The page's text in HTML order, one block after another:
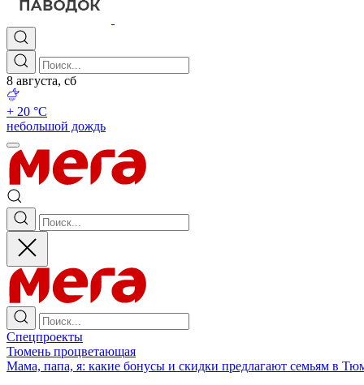
8 августа, сб
+ 20 °С
небольшой дождь
Спецпроекты
Тюмень процветающая
Мама, папа, я: какие бонусы и скидки предлагают семьям в